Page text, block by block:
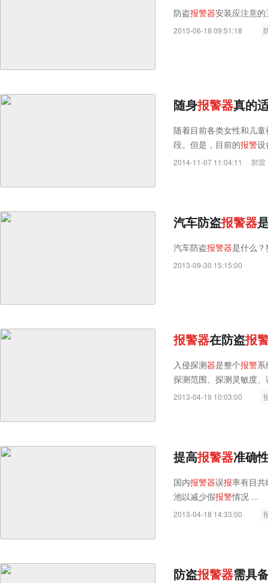
防盗报警器安装应注意
2015-06-18 09:51:18
随身报警器真的
随着目前各类女性和儿
段。但是，目前的报警设
2014-11-07 11:04:11 郭雷
汽车防盗报警器
汽车防盗报警器是什么
2013-09-30 15:15:00
报警器在防盗报
入侵探测器是整个报警
探测范围、探测灵敏度、
2013-04-19 10:03:00
提高报警器准确
国内报警器误报率有目
池以减少假报警情况 ...
2013-04-18 14:33:00
防盗报警器需具